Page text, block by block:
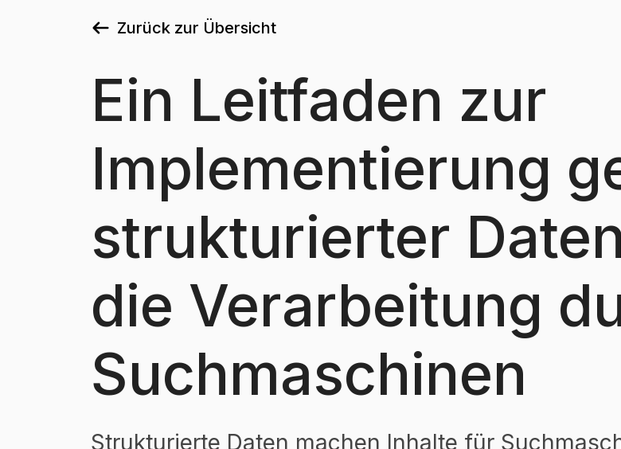
Zurück zur Übersicht
Ein Leitfaden zur
Implementierung
strukturierter
die Verarbeitung
Suchmaschinen
Strukturierte Daten machen Inhalte für